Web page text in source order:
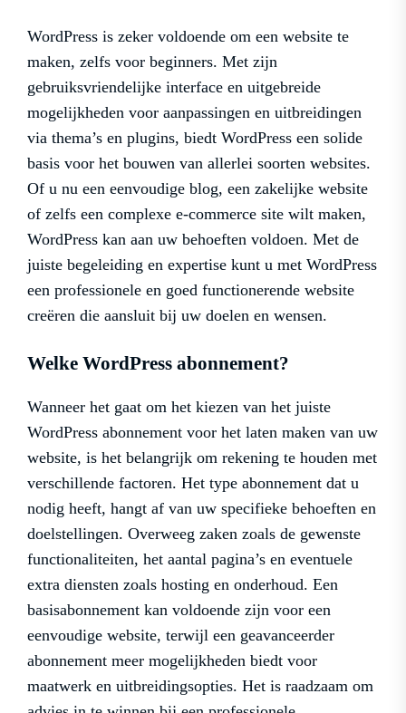
WordPress is zeker voldoende om een website te
maken, zelfs voor beginners. Met zijn
gebruiksvriendelijke interface en uitgebreide
mogelijkheden voor aanpassingen en uitbreidingen
via thema’s en plugins, biedt WordPress een solide
basis voor het bouwen van allerlei soorten websites.
Of u nu een eenvoudige blog, een zakelijke website
of zelfs een complexe e-commerce site wilt maken,
WordPress kan aan uw behoeften voldoen. Met de
juiste begeleiding en expertise kunt u met WordPress
een professionele en goed functionerende website
creëren die aansluit bij uw doelen en wensen.
Welke WordPress abonnement?
Wanneer het gaat om het kiezen van het juiste
WordPress abonnement voor het laten maken van uw
website, is het belangrijk om rekening te houden met
verschillende factoren. Het type abonnement dat u
nodig heeft, hangt af van uw specifieke behoeften en
doelstellingen. Overweeg zaken zoals de gewenste
functionaliteiten, het aantal pagina’s en eventuele
extra diensten zoals hosting en onderhoud. Een
basisabonnement kan voldoende zijn voor een
eenvoudige website, terwijl een geavanceerder
abonnement meer mogelijkheden biedt voor
maatwerk en uitbreidingsopties. Het is raadzaam om